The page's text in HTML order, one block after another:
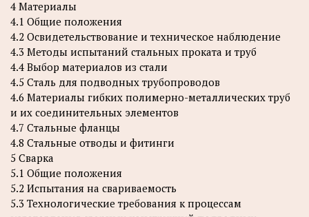
4 Материалы
4.1 Общие положения
4.2 Освидетельствование и техническое наблюдение
4.3 Методы испытаний стальных проката и труб
4.4 Выбор материалов из стали
4.5 Сталь для подводных трубопроводов
4.6 Материалы гибких полимерно-металлических труб
и их соединительных элементов
4.7 Стальные фланцы
4.8 Стальные отводы и фитинги
5 Сварка
5.1 Общие положения
5.2 Испытания на свариваемость
5.3 Технологические требования к процессам